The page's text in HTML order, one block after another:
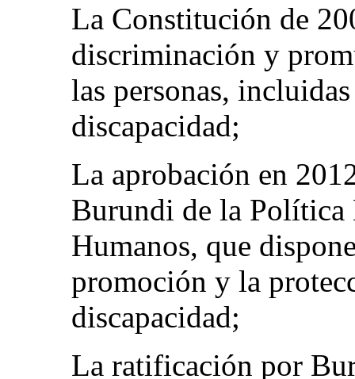
La Constitución de
discriminación y
las personas,
discapacidad;
La aprobación en
Burundi de la Política
Humanos, que
promoción y la
discapacidad;
La ratificación por